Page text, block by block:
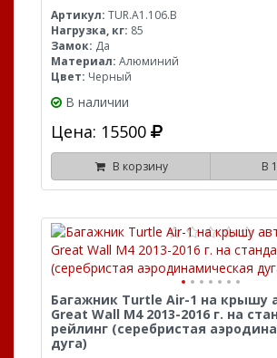
Артикул: TUR.A1.106.B
Нагрузка, кг: 85
Замок: Да
Материал: Алюминий
Цвет: Черный
В наличии
Цена: 15500
В корзину В
Багажник Turtle Air-1 на крышу
Great Wall M4 2013-2016 г. на
рейлинг (серебристая
дуга)